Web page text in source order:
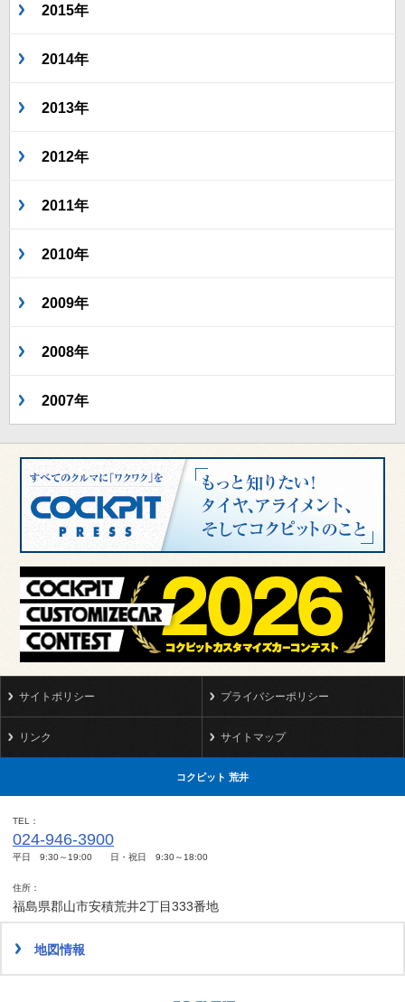
2015年
2014年
2013年
2012年
2011年
2010年
2009年
2008年
2007年
サイトポリシー プライバシーポリシー
リンク サイトマップ
コクピット 荒井
TEL
024-946-3900
平日 9:30～19:00 日・祝日 9:30～18:00
住所
福島県郡山市安積荒井2丁目333番地
地図情報